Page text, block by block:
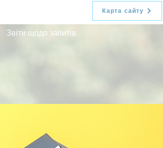
Карта сайту
Звіти щодо запитів